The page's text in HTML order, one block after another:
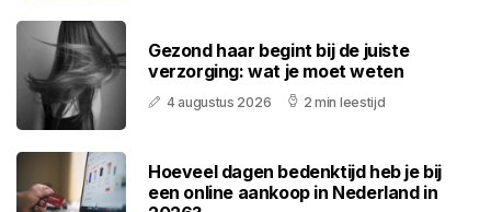
Gezond haar begint bij de juiste
verzorging: wat je moet weten
4 augustus 2026 2 min leestijd
Hoeveel dagen bedenktijd heb je bij
een online aankoop in Nederland in